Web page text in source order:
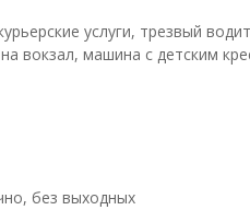
услуги, трезвый
вокзал, машина с детским
без выходных